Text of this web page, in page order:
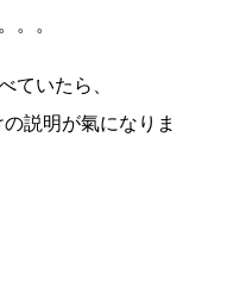
。。
ていたら、
説明が氣になりま